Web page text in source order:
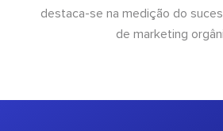
destaca-se na medição do
de marketing